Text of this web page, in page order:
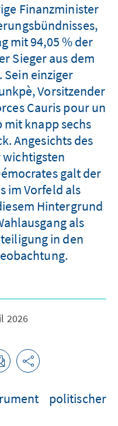
Finanzminister
mit 94,05 % der
Sieger aus dem
einziger
Vorsitzender
Cauris pour un
mit knapp sechs
Angesichts des
wichtigsten
galt der
im Vorfeld als
Hintergrund
als
in den
2026
politischer